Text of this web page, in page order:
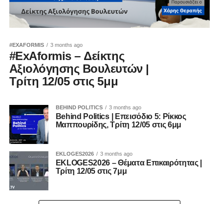
#EXAFORMIS 3 months ago
#ExAformis – Δείκτης
Αξιολόγησης Βουλευτών |
Τρίτη 12/05 στις 5μμ
BEHIND POLITICS 3 months ago
Behind Politics | Επεισόδιο 5: Ρίκκος
Μαππουρίδης, Τρίτη 12/05 στις 6μμ
EKLOGES2026 3 months ago
EKLOGES2026 – Θέματα Επικαιρότητας |
Τρίτη 12/05 στις 7μμ